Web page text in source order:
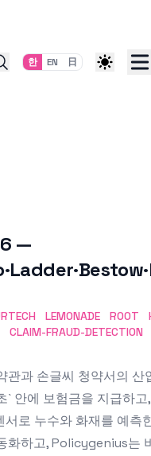
한 EN 日
—
LEMONADE ROOT
CLAIM-FRAUD-DETECTION
과 손글씨 청약서의 산
안에 보험금을 지급하
로 누수와 화재를 예측
화하고, Policygenius는